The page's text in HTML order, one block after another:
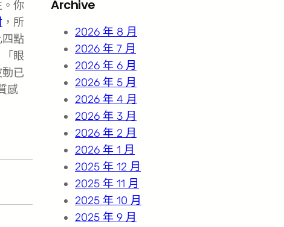
你
，所
四點
眼
已
感
c
Archive
2026 年 8 月
2026 年 7 月
2026 年 6 月
2026 年 5 月
2026 年 4 月
2026 年 3 月
2026 年 2 月
2026 年 1 月
2025 年 12 月
2025 年 11 月
2025 年 10 月
2025 年 9 月